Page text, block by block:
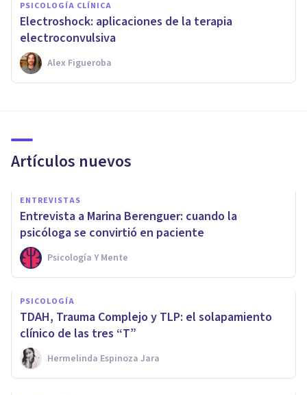
PSICOLOGÍA CLÍNICA
Electroshock: aplicaciones de la terapia
electroconvulsiva
Alex Figueroba
Artículos nuevos
ENTREVISTAS
Entrevista a Marina Berenguer: cuando la
psicóloga se convirtió en paciente
Psicología Y Mente
PSICOLOGÍA
TDAH, Trauma Complejo y TLP: el solapamiento
clínico de las tres “T”
Hermelinda Espinoza Jara